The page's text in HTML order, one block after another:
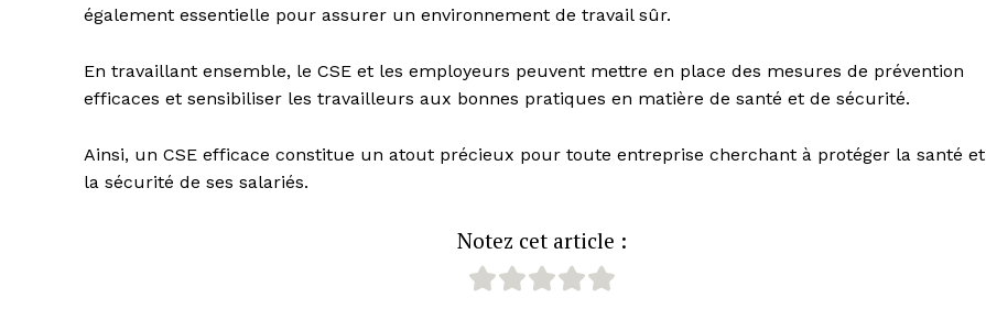
également essentielle pour assurer un environnement de travail sûr.
En travaillant ensemble, le CSE et les employeurs peuvent mettre en place des mesures de prévention
efficaces et sensibiliser les travailleurs aux bonnes pratiques en matière de santé et de sécurité.
Ainsi, un CSE efficace constitue un atout précieux pour toute entreprise cherchant à protéger la santé et
la sécurité de ses salariés.
Notez cet article :